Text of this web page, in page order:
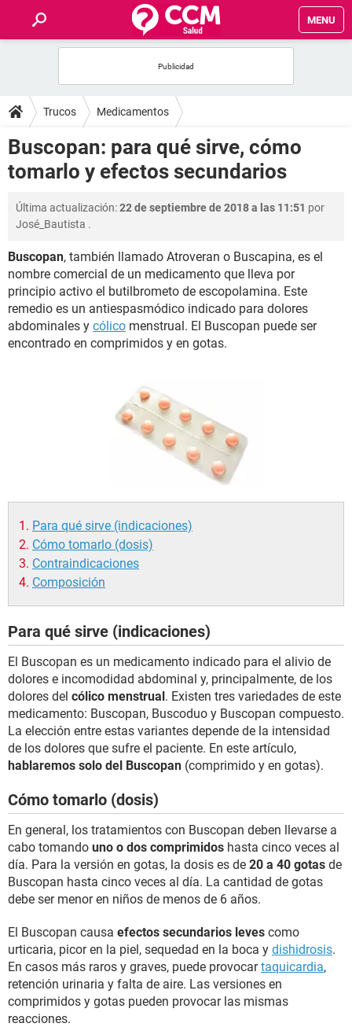
MENU
FOROS
SALUD
FAMILIA
NUTRICIÓN
BIENESTAR
SEXUALIDAD
GLOSARIO
Trucos Medicamentos
Buscopan: para qué sirve, cómo
tomarlo y efectos secundarios
Última actualización:22 de septiembre de 2018 a las 11:51 por
José_Bautista .
Buscopan, también llamado Atroveran o Buscapina, es el
nombre comercial de un medicamento que lleva por
principio activo el butilbrometo de escopolamina. Este
remedio es un antiespasmódico indicado para dolores
abdominales y cólico menstrual. El Buscopan puede ser
encontrado en comprimidos y en gotas.
Para qué sirve (indicaciones)
Cómo tomarlo (dosis)
Contraindicaciones
Composición
Para qué sirve (indicaciones)
El Buscopan es un medicamento indicado para el alivio de
dolores e incomodidad abdominal y, principalmente, de los
dolores del cólico menstrual. Existen tres variedades de este
medicamento: Buscopan, Buscoduo y Buscopan compuesto.
La elección entre estas variantes depende de la intensidad
de los dolores que sufre el paciente. En este artículo,
hablaremos solo del Buscopan (comprimido y en gotas).
Cómo tomarlo (dosis)
En general, los tratamientos con Buscopan deben llevarse a
cabo tomando uno o dos comprimidos hasta cinco veces al
día. Para la versión en gotas, la dosis es de 20 a 40 gotas de
Buscopan hasta cinco veces al día. La cantidad de gotas
debe ser menor en niños de menos de 6 años.
El Buscopan causa efectos secundarios leves como
urticaria, picor en la piel, sequedad en la boca y dishidrosis.
En casos más raros y graves, puede provocartaquicardia,
retención urinaria y falta de aire. Las versiones en
comprimidos y gotas pueden provocar las mismas
reacciones.